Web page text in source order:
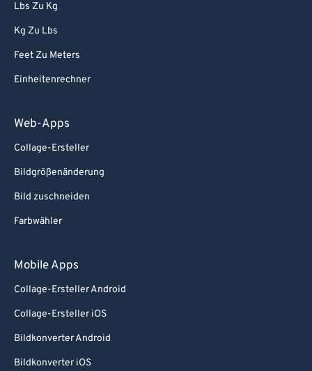
Lbs Zu Kg
Kg Zu Lbs
Feet Zu Meters
Einheitenrechner
Web-Apps
Collage-Ersteller
Bildgrößenänderung
Bild zuschneiden
Farbwähler
Mobile Apps
Collage-Ersteller Android
Collage-Ersteller iOS
Bildkonverter Android
Bildkonverter iOS